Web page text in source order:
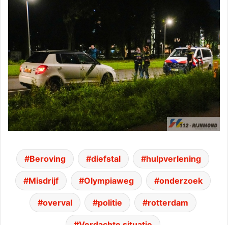
Beroving diefstal hulpverlening
Misdrijf Olympiaweg onderzoek
overval politie rotterdam